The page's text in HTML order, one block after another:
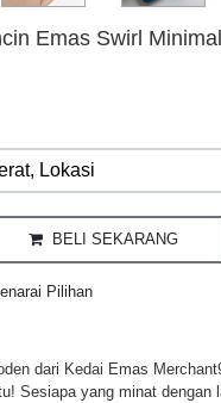
Emas Swirl
BELI SEKARANG
Pilihan
dari Kedai Emas
Sesiapa yang minat dengan